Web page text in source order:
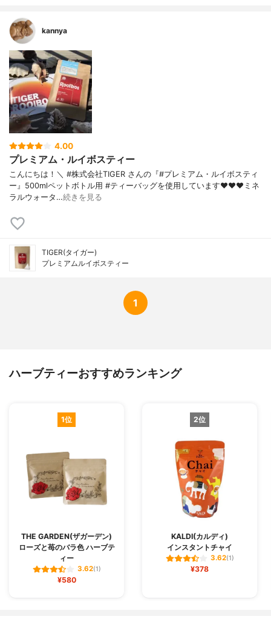
kannya
4.00
プレミアム・ルイボスティー
こんにちは！＼ #株式会社TIGER さんの『#プレミアム・ルイボスティ
ー』500mlペットボトル用 #ティーバッグを使用しています❤️❤️❤️ミネ
ラルウォータ…続きを見る
TIGER(タイガー)
プレミアムルイボスティー
1
ハーブティーおすすめランキング
1位
THE GARDEN(ザガーデン)
ローズと苺のバラ色 ハーブテ
ィー
3.62(1)
¥580
2位
KALDI(カルディ)
インスタントチャイ
3.62(1)
¥378